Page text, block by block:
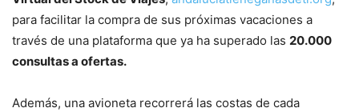
para facilitar la compra de sus próximas vacaciones a
través de una plataforma que ya ha superado las 20.000
consultas a ofertas.
Además, una avioneta recorrerá las costas de cada